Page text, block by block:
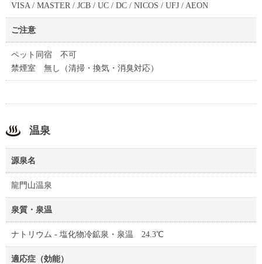
VISA / MASTER / JCB / UC / DC / NICOS / UFJ / AEON
ご注意
ペット同宿 不可
禁煙室 無し（清掃・換気・消臭対応）
温泉
源泉名
龍門山温泉
泉質・泉温
ナトリウム - 塩化物冷鉱泉・泉温 24.3℃
適応症（効能）